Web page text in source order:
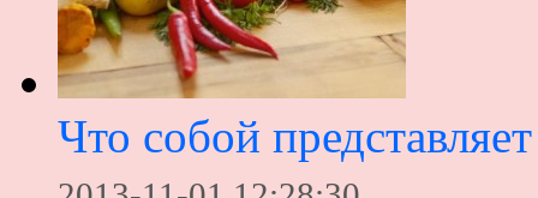
Что собой